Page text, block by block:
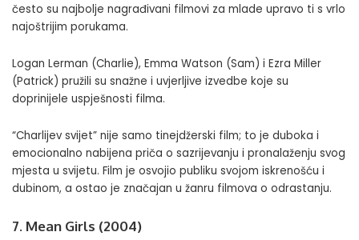
često su najbolje nagrađivani filmovi za mlade upravo ti s vrlo
najoštrijim porukama.
Logan Lerman (Charlie), Emma Watson (Sam) i Ezra Miller
(Patrick) pružili su snažne i uvjerljive izvedbe koje su
doprinijele uspješnosti filma.
“Charlijev svijet” nije samo tinejdžerski film; to je duboka i
emocionalno nabijena priča o sazrijevanju i pronalaženju svog
mjesta u svijetu. Film je osvojio publiku svojom iskrenošću i
dubinom, a ostao je značajan u žanru filmova o odrastanju.
7. Mean Girls (2004)